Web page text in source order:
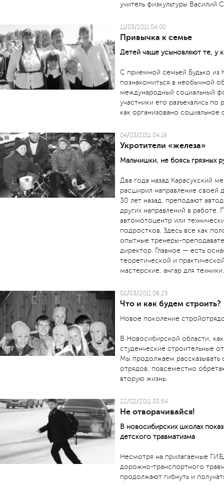
учитель физкультуры Василий
11/03/2011 04:00
Привычка к семье
Детей чаще усыновляют те, у
С приемной семьей Будько из
познакомиться в необычной
международный социальный
участники его разъехались
как организовано социальное
04/03/2011 04:19
Укротители «железа»
Мальчишки, не боясь грязных
Два года назад Карасукский
расширил направление своей
30 лет назад, преподают
других направлений в
автомотоцентр или
подростков. Здесь все как
опытные тренеры-
директор. Главное — есть
теоретической и
мастерские, ангар для техники.
02/03/2011 06:25
Что и как будем строить?
Новое поколение
В Новосибирской области,
студенческие строительные
Мы продолжаем рассказывать
отрядов, повсеместно
вторую жизнь.
22/02/2011 03:54
Не отворачивайся!
В новосибирских школах
детского травматизма
Несмотря на прилагаемые
дорожно-транспортного
продолжают гибнуть и